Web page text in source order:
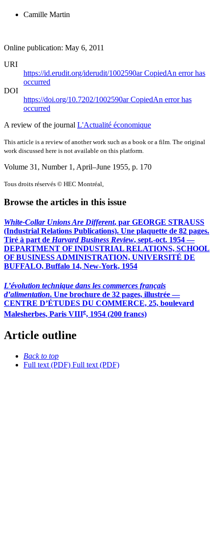
Camille Martin
Online publication: May 6, 2011
URI
https://id.erudit.org/iderudit/1002590arCopiedAn error has
occurred
DOI
https://doi.org/10.7202/1002590arCopiedAn error has
occurred
A review of the journal L'Actualité économique
This article is a review of another work such as a book or a film. The original
work discussed here is not available on this platform.
Volume 31, Number 1, April–June 1955, p. 170
Tous droits réservés © HEC Montréal,
Browse the articles in this issue
White-Collar Unions Are Different, par GEORGE STRAUSS
(Industrial Relations Publications). Une plaquette de 82 pages.
Tiré à part de Harvard Business Review, sept.-oct. 1954 —
DEPARTMENT OF INDUSTRIAL RELATIONS, SCHOOL
OF BUSINESS ADMINISTRATION, UNIVERSITÉ DE
BUFFALO, Buffalo 14, New-York, 1954
L’évolution technique dans les commerces français
d’alimentation. Une brochure de 32 pages, illustrée —
CENTRE D’ÉTUDES DU COMMERCE, 25, boulevard
Malesherbes, Paris VIIIe, 1954 (200 francs)
Article outline
Back to top
Full text (PDF) Full text (PDF)